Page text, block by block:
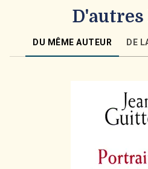
DU MÊME AUTEUR DE